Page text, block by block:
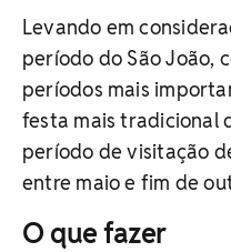
Levando em
período do São João,
períodos mais
festa mais tradicional
período de visitação
entre maio e fim de
O que fazer